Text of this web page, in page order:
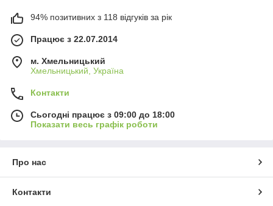
94% позитивних з 118 відгуків за рік
Працює з 22.07.2014
м. Хмельницький
Хмельницький, Україна
Контакти
Сьогодні працює з 09:00 до 18:00
Показати весь графік роботи
Про нас
Контакти